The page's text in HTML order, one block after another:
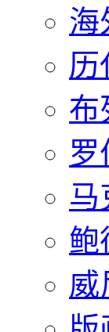
海
历
布
罗
马
鲍
威